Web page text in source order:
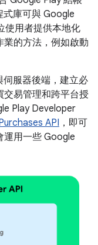
式庫可與 Google
使用者提供本地化
業的方法，例如啟動
服器後端，建立必
易管理和跨平台授
Play Developer
API ，即可
運用一些 Google